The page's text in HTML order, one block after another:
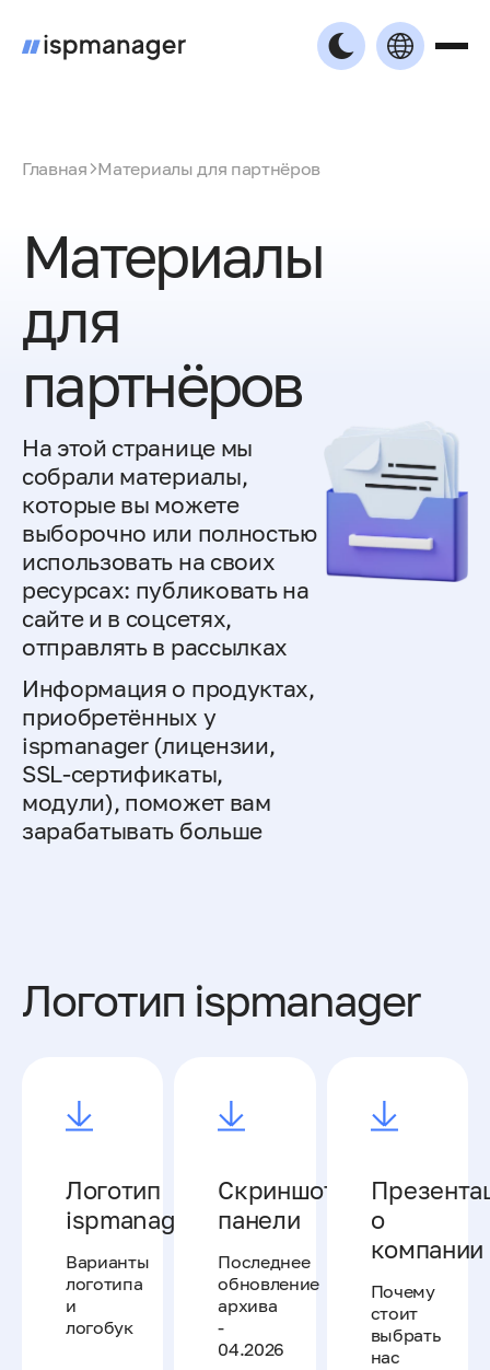
Главная Материалы для партнёров
Материалы
для
партнёров
На этой странице мы
собрали материалы,
которые вы можете
выборочно или полностью
использовать на своих
ресурсах: публиковать на
сайте и в соцсетях,
отправлять в рассылках
Информация о продуктах,
приобретённых у
ispmanager (лицензии,
SSL-сертификаты,
модули), поможет вам
зарабатывать больше
Логотип ispmanager
Логотип
ispmanager
Варианты
логотипа
и
логобук
Скриншоты
панели
Последнее
обновление
архива
-
04.2026
о
компании
Почему
стоит
выбрать
нас